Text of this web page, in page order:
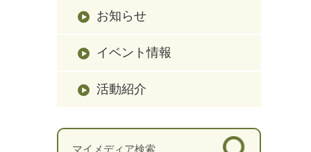
お知らせ
イベント情報
活動紹介